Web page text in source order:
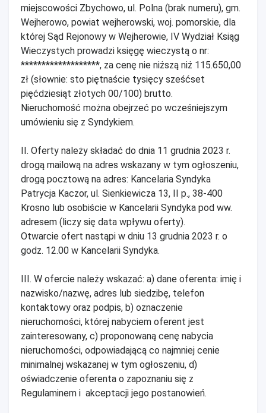
miejscowości Zbychowo, ul. Polna (brak numeru), gm.
Wejherowo, powiat wejherowski, woj. pomorskie, dla
której Sąd Rejonowy w Wejherowie, IV Wydział Ksiąg
Wieczystych prowadzi księgę wieczystą o nr:
*******************, za cenę nie niższą niż 115.650,00
zł (słownie: sto piętnaście tysięcy sześćset
pięćdziesiąt złotych 00/100) brutto.
Nieruchomość można obejrzeć po wcześniejszym
umówieniu się z Syndykiem.
II. Oferty należy składać do dnia 11 grudnia 2023 r.
drogą mailową na adres wskazany w tym ogłoszeniu,
drogą pocztową na adres: Kancelaria Syndyka
Patrycja Kaczor, ul. Sienkiewicza 13, II p., 38-400
Krosno lub osobiście w Kancelarii Syndyka pod ww.
adresem (liczy się data wpływu oferty).
Otwarcie ofert nastąpi w dniu 13 grudnia 2023 r. o
godz. 12.00 w Kancelarii Syndyka.
III. W ofercie należy wskazać: a) dane oferenta: imię i
nazwisko/nazwę, adres lub siedzibę, telefon
kontaktowy oraz podpis, b) oznaczenie
nieruchomości, której nabyciem oferent jest
zainteresowany, c) proponowaną cenę nabycia
nieruchomości, odpowiadającą co najmniej cenie
minimalnej wskazanej w tym ogłoszeniu, d)
oświadczenie oferenta o zapoznaniu się z
Regulaminem i akceptacji jego postanowień.